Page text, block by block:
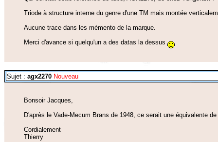
Triode à structure interne du genre d'une TM mais montée
Aucune trace dans les mémento de la marque.
Merci d'avance si quelqu'un a des datas la dessus
Sujet : agx2270 Nouveau
Bonsoir Jacques,
D'après le Vade-Mecum Brans de 1948, ce serait une équivalente
Cordialement
Thierry